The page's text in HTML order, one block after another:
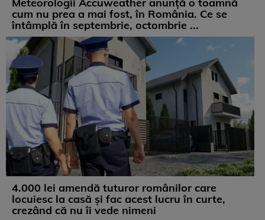
Meteorologii Accuweather anunță o toamnă
cum nu prea a mai fost, în România. Ce se
întâmplă în septembrie, octombrie ...
4.000 lei amendă tuturor românilor care
locuiesc la casă și fac acest lucru în curte,
crezând că nu îi vede nimeni